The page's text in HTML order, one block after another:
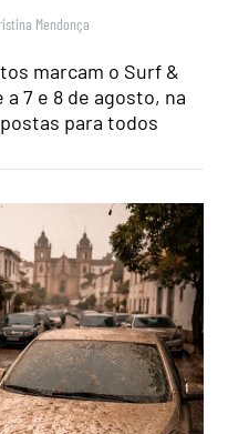
Mendonça
marcam o Surf &
7 e 8 de agosto, na
para todos